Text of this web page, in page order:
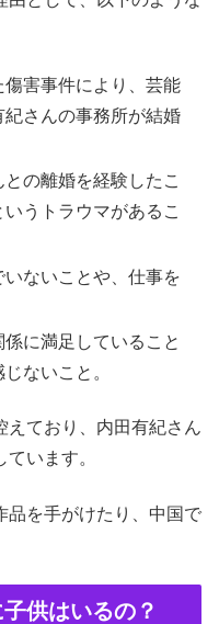
害事件により、芸能
さんの事務所が結婚
の離婚を経験したこ
うトラウマがあるこ
ないことや、仕事を
に満足していること
ないこと。
えており、内田有紀さん
います。
品を手がけたり、中国で
供はいるの？